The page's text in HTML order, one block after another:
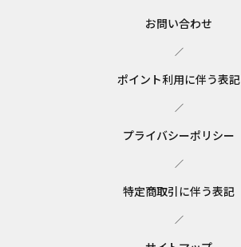
お問い合わせ
／
ポイント利用に伴う表記
／
プライバシーポリシー
／
特定商取引に伴う表記
／